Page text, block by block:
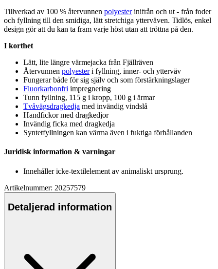
Tillverkad av 100 % återvunnen polyesterinifrån och ut - från foder
och fyllning till den smidiga, lätt stretchiga ytterväven. Tidlös, enkel
design gör att du kan ta fram varje höst utan att tröttna på den.
I korthet
Lätt, lite längre värmejacka från Fjällräven
Återvunnen polyesteri fyllning, inner- och ytterväv
Fungerar både för sig själv och som förstärkningslager
Fluorkarbonfri impregnering
Tunn fyllning, 115 g i kropp, 100 g i ärmar
Tvåvägsdragkedja med invändig vindslå
Handfickor med dragkedjor
Invändig ficka med dragkedja
Syntetfyllningen kan värma även i fuktiga förhållanden
Juridisk information & varningar
Innehåller icke-textilelement av animaliskt ursprung.
Artikelnummer: 20257579
Detaljerad information